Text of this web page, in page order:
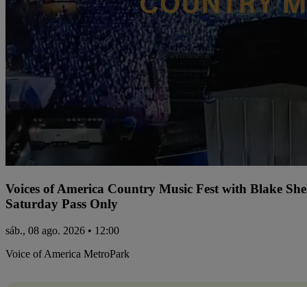
Voices of America Country Music Fest with Blake
Saturday Pass Only
sáb., 08 ago. 2026 • 12:00
Voice of America MetroPark